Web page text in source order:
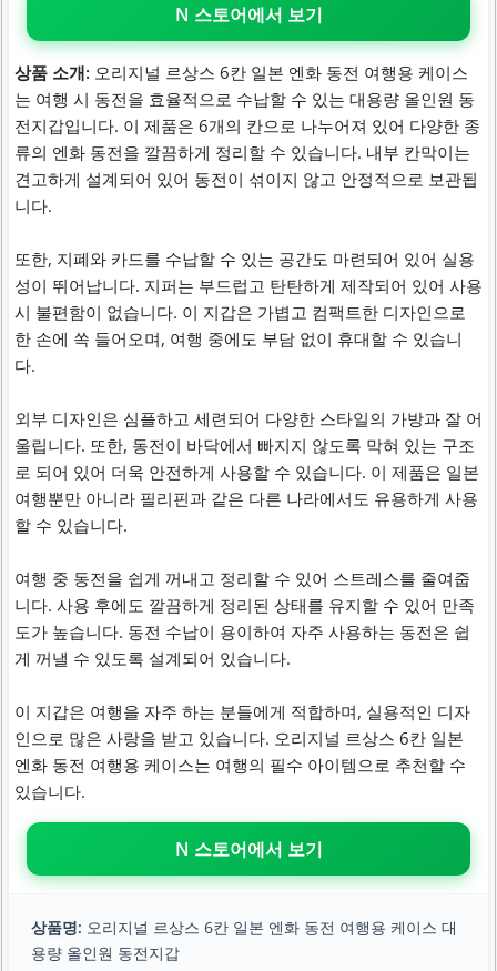
N 스토어에서 보기
상품 소개: 오리지널 르상스 6칸 일본 엔화 동전 여행용 케이스
는 여행 시 동전을 효율적으로 수납할 수 있는 대용량 올인원 동
전지갑입니다. 이 제품은 6개의 칸으로 나누어져 있어 다양한 종
류의 엔화 동전을 깔끔하게 정리할 수 있습니다. 내부 칸막이는
견고하게 설계되어 있어 동전이 섞이지 않고 안정적으로 보관됩
니다.
또한, 지폐와 카드를 수납할 수 있는 공간도 마련되어 있어 실용
성이 뛰어납니다. 지퍼는 부드럽고 탄탄하게 제작되어 있어 사용
시 불편함이 없습니다. 이 지갑은 가볍고 컴팩트한 디자인으로
한 손에 쏙 들어오며, 여행 중에도 부담 없이 휴대할 수 있습니
다.
외부 디자인은 심플하고 세련되어 다양한 스타일의 가방과 잘 어
울립니다. 또한, 동전이 바닥에서 빠지지 않도록 막혀 있는 구조
로 되어 있어 더욱 안전하게 사용할 수 있습니다. 이 제품은 일본
여행뿐만 아니라 필리핀과 같은 다른 나라에서도 유용하게 사용
할 수 있습니다.
여행 중 동전을 쉽게 꺼내고 정리할 수 있어 스트레스를 줄여줍
니다. 사용 후에도 깔끔하게 정리된 상태를 유지할 수 있어 만족
도가 높습니다. 동전 수납이 용이하여 자주 사용하는 동전은 쉽
게 꺼낼 수 있도록 설계되어 있습니다.
이 지갑은 여행을 자주 하는 분들에게 적합하며, 실용적인 디자
인으로 많은 사랑을 받고 있습니다. 오리지널 르상스 6칸 일본
엔화 동전 여행용 케이스는 여행의 필수 아이템으로 추천할 수
있습니다.
N 스토어에서 보기
상품명: 오리지널 르상스 6칸 일본 엔화 동전 여행용 케이스 대
용량 올인원 동전지갑